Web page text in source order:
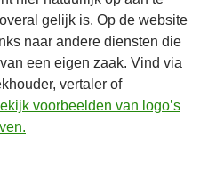
gelijk is. Op de website
naar andere diensten die
een eigen zaak. Vind via
vertaler of
voorbeelden van logo’s